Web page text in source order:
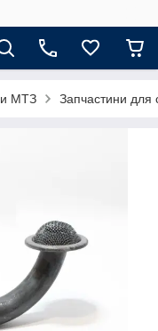
МТЗ Запчастини